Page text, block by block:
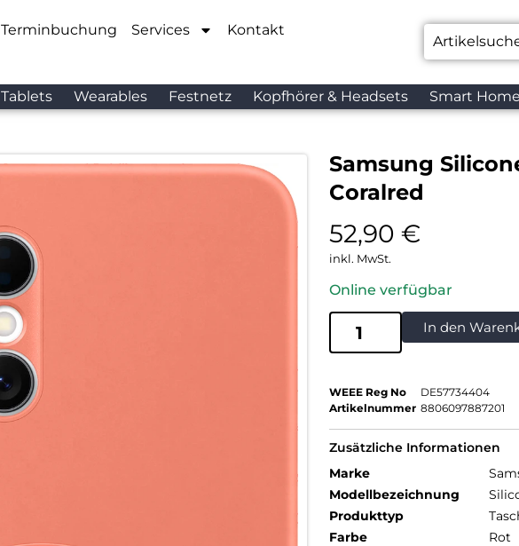
Terminbuchung Services
Kontakt
Tablets Wearables Festnetz Kopfhörer & Headsets Smart
Samsung
Coralred
52,90 €
inkl. MwSt.
Online verfügbar
In den
WEEE Reg No
DE57734404
Artikelnummer 8806097887201
Zusätzliche Informationen
Marke
Modellbezeichnung
Produkttyp
Farbe
Rot